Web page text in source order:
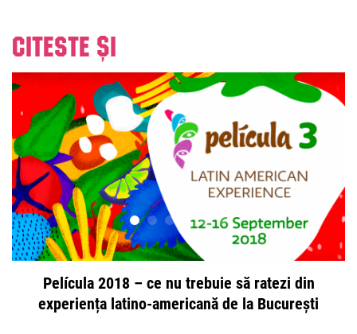
Citeste și
Película 2018 – ce nu trebuie să ratezi din
experiența latino-americană de la București